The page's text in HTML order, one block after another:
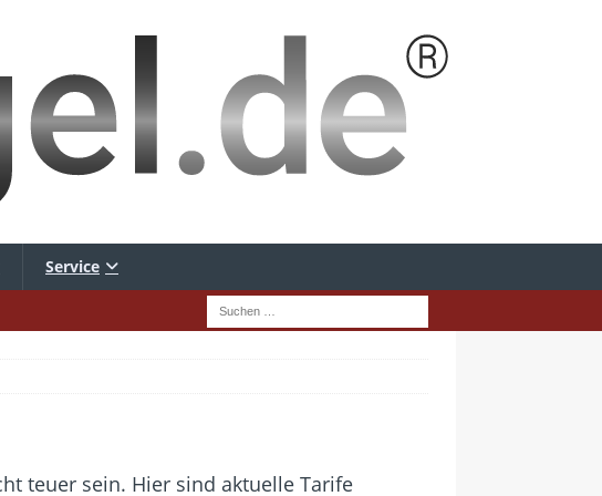
Service
teuer sein. Hier sind aktuelle Tarife